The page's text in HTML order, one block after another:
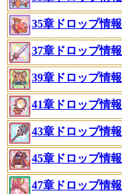
35章ドロップ情報
37章ドロップ情報
39章ドロップ情報
41章ドロップ情報
43章ドロップ情報
45章ドロップ情報
47章ドロップ情報